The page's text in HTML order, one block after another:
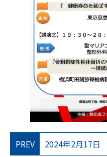
PREV 2024年2月17日